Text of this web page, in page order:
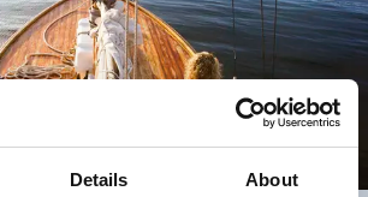
Details About